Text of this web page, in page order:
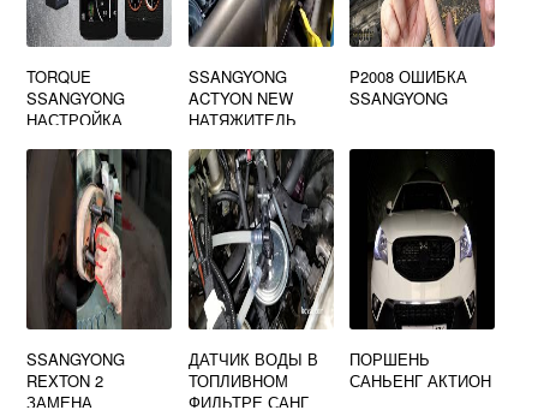
TORQUE
SSANGYONG
НАСТРОЙКА
SSANGYONG
ACTYON NEW
НАТЯЖИТЕЛЬ
РЕМНЯ G20
БЕНЗИН
P2008 ОШИБКА
SSANGYONG
SSANGYONG
REXTON 2
ЗАМЕНА
ДАТЧИК ВОДЫ В
ТОПЛИВНОМ
ФИЛЬТРЕ САНГ
ПОРШЕНЬ
САНЬЕНГ АКТИОН